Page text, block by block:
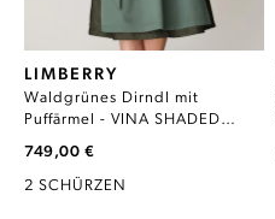
LIMBERRY
Waldgrünes Dirndl mit
Puffärmel - VINA SHADED
749,00 €
2 SCHÜRZEN